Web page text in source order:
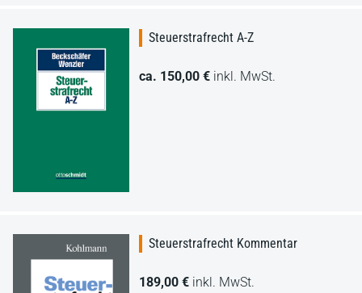
Steuerstrafrecht A-Z
ca. 150,00 € inkl. MwSt.
Steuerstrafrecht Kommentar
189,00 € inkl. MwSt.